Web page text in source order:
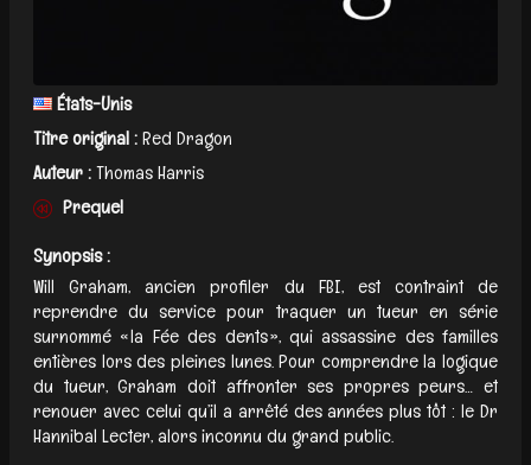
États-Unis
Titre original :Red Dragon
Auteur :Thomas Harris
Prequel
Synopsis :
Will Graham, ancien profiler du FBI, est contraint de
reprendre du service pour traquer un tueur en série
surnommé « la Fée des dents », qui assassine des familles
entières lors des pleines lunes. Pour comprendre la logique
du tueur, Graham doit affronter ses propres peurs… et
renouer avec celui qu’il a arrêté des années plus tôt : le Dr
Hannibal Lecter, alors inconnu du grand public.